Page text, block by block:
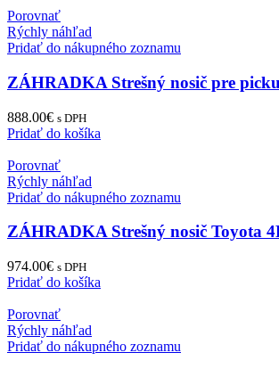
Porovnať
Rýchly náhľad
Pridať do nákupného zoznamu
ZÁHRADKA Strešný nosič pre
888.00€ s DPH
Pridať do košíka
Porovnať
Rýchly náhľad
Pridať do nákupného zoznamu
ZÁHRADKA Strešný nosič Toyota
974.00€ s DPH
Pridať do košíka
Porovnať
Rýchly náhľad
Pridať do nákupného zoznamu